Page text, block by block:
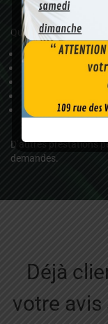
Quelques prestations
La tonte
Le débroussaillage
L’entretien des
Le ramassage des
La tailles des
D’autres prestations
demandes.
Déjà
votre avis